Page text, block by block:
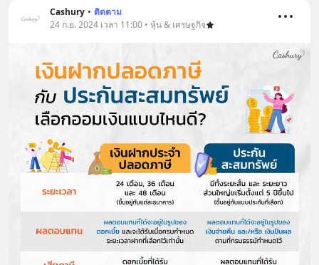
เครียด หลับยาก ผมอยากแนะนำ
ผลิตภัณฑ์เสริมอาหาร Diip CBD ช่วย
บรรเทาความเครียด ลดความวิตกกังวล
เพิ่มการผ่อนคลาย ซึ่งช่วยให้การนอน
หลับมีประสิทธิภาพมากยิ่งขึ้น 📍 สนใจ
สั่งซื้อสินค้า Diip CBD 💬 LINE :
@diipgeek 🔗 หรือกดลิงก์
https://lin.ee/U91Fzyz
Cashury • ติดตาม
24 ก.ย. 2024 เวลา 11:00 • หุ้น & เศรษฐกิจ